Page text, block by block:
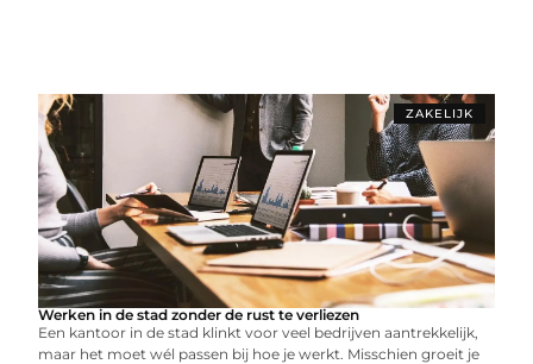
ZAKELIJK
Werken in de stad zonder de rust te verliezen
Een kantoor in de stad klinkt voor veel bedrijven aantrekkelijk,
maar het moet wél passen bij hoe je werkt. Misschien groeit je